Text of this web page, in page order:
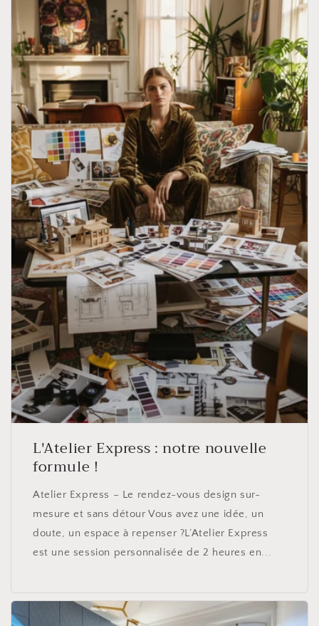
L'Atelier Express : notre nouvelle
formule !
Atelier Express – Le rendez-vous design sur-
mesure et sans détour Vous avez une idée, un
doute, un espace à repenser ?L’Atelier Express
est une session personnalisée de 2 heures en...